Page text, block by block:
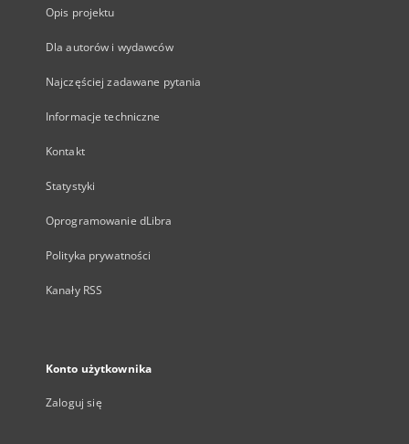
Opis projektu
Dla autorów i wydawców
Najczęściej zadawane pytania
Informacje techniczne
Kontakt
Statystyki
Oprogramowanie dLibra
Polityka prywatności
Kanały RSS
Konto użytkownika
Zaloguj się